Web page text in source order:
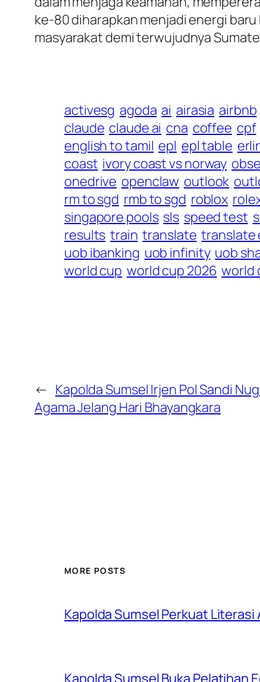
ke-80 diharapkan menjadi energi
masyarakat demi terwujudnya
activesg agoda ai airasia airbnb
claude claude ai cna coffee cpf
english to tamil epl epl table
coast ivory coast vs norway
onedrive openclaw outlook
rm to sgd rmb to sgd roblox
singapore pools sls speed test
results train translate translate
uob ibanking uob infinity uob
world cup world cup 2026 world
← Kapolda Sumsel Irjen Pol Sandi
Agama Jelang Hari Bhayangkara
MORE POSTS
Kapolda Sumsel Perkuat Literasi
Kapolda Sumsel Buka Pelatihan